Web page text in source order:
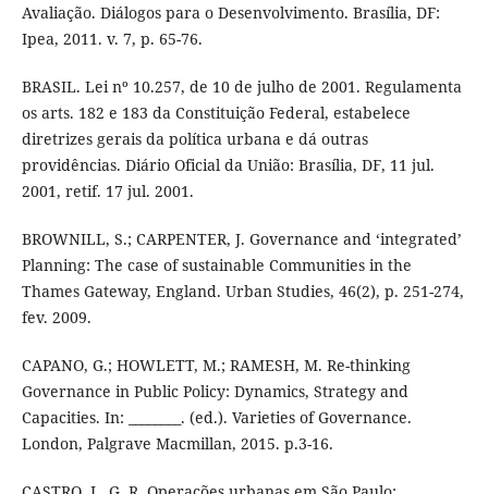
Avaliação. Diálogos para o Desenvolvimento. Brasília, DF:
Ipea, 2011. v. 7, p. 65-76.
BRASIL. Lei nº 10.257, de 10 de julho de 2001. Regulamenta
os arts. 182 e 183 da Constituição Federal, estabelece
diretrizes gerais da política urbana e dá outras
providências. Diário Oficial da União: Brasília, DF, 11 jul.
2001, retif. 17 jul. 2001.
BROWNILL, S.; CARPENTER, J. Governance and ‘integrated’
Planning: The case of sustainable Communities in the
Thames Gateway, England. Urban Studies, 46(2), p. 251-274,
fev. 2009.
CAPANO, G.; HOWLETT, M.; RAMESH, M. Re-thinking
Governance in Public Policy: Dynamics, Strategy and
Capacities. In: ________. (ed.). Varieties of Governance.
London, Palgrave Macmillan, 2015. p.3-16.